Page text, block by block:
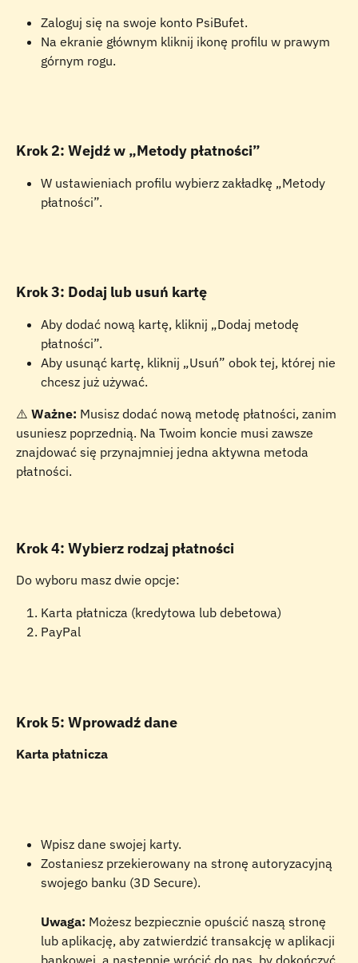
Zaloguj się na swoje konto PsiBufet.
Na ekranie głównym kliknij ikonę profilu w prawym
górnym rogu.
Krok 2: Wejdź w „Metody płatności”
W ustawieniach profilu wybierz zakładkę „Metody
płatności”.
Krok 3: Dodaj lub usuń kartę
Aby dodać nową kartę, kliknij „Dodaj metodę
płatności”.
Aby usunąć kartę, kliknij „Usuń” obok tej, której nie
chcesz już używać.
⚠️ Ważne: Musisz dodać nową metodę płatności, zanim
usuniesz poprzednią. Na Twoim koncie musi zawsze
znajdować się przynajmniej jedna aktywna metoda
płatności.
Krok 4: Wybierz rodzaj płatności
Do wyboru masz dwie opcje:
Karta płatnicza (kredytowa lub debetowa)
PayPal
Krok 5: Wprowadź dane
Karta płatnicza
Wpisz dane swojej karty.
Zostaniesz przekierowany na stronę autoryzacyjną
swojego banku (3D Secure).
Uwaga: Możesz bezpiecznie opuścić naszą stronę
lub aplikację, aby zatwierdzić transakcję w aplikacji
bankowej, a następnie wrócić do nas, by dokończyć